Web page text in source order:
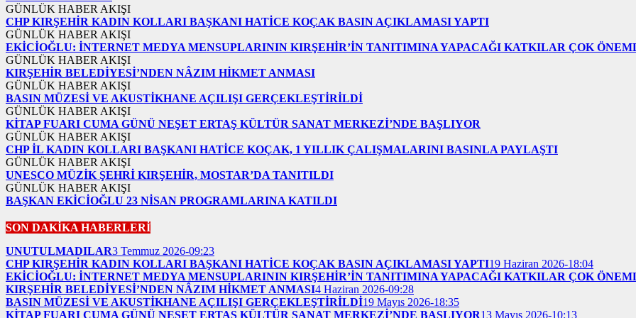
GÜNLÜK HABER AKIŞI
CHP KIRŞEHİR KADIN KOLLARI BAŞKANI HATİCE KOÇAK BASIN AÇIKLAMASI YAPTI
GÜNLÜK HABER AKIŞI
EKİCİOĞLU: İNTERNET MEDYA MENSUPLARININ KIRŞEHİR’İN TANITIMINA YAPACAĞI KATKILAR ÇOK
GÜNLÜK HABER AKIŞI
KIRŞEHİR BELEDİYESİ’NDEN NÂZIM HİKMET ANMASI
GÜNLÜK HABER AKIŞI
BASIN MÜZESİ VE AKUSTİKHANE AÇILIŞI GERÇEKLEŞTİRİLDİ
GÜNLÜK HABER AKIŞI
KİTAP FUARI CUMA GÜNÜ NEŞET ERTAŞ KÜLTÜR SANAT MERKEZİ’NDE BAŞLIYOR
GÜNLÜK HABER AKIŞI
CHP İL KADIN KOLLARI BAŞKANI HATİCE KOÇAK, 1 YILLIK ÇALIŞMALARINI BASINLA PAYLAŞTI
GÜNLÜK HABER AKIŞI
UNESCO MÜZİK ŞEHRİ KIRŞEHİR, MOSTAR’DA TANITILDI
GÜNLÜK HABER AKIŞI
BAŞKAN EKİCİOĞLU 23 NİSAN PROGRAMLARINA KATILDI
SON DAKİKA HABERLERİ
UNUTULMADILAR3 Temmuz 2026-09:23
CHP KIRŞEHİR KADIN KOLLARI BAŞKANI HATİCE KOÇAK BASIN AÇIKLAMASI YAPTI19 Haziran 2026-18:04
EKİCİOĞLU: İNTERNET MEDYA MENSUPLARININ KIRŞEHİR’İN TANITIMINA YAPACAĞI KATKILAR ÇOK
KIRŞEHİR BELEDİYESİ’NDEN NÂZIM HİKMET ANMASI4 Haziran 2026-09:28
BASIN MÜZESİ VE AKUSTİKHANE AÇILIŞI GERÇEKLEŞTİRİLDİ19 Mayıs 2026-18:35
KİTAP FUARI CUMA GÜNÜ NEŞET ERTAŞ KÜLTÜR SANAT MERKEZİ’NDE BAŞLIYOR13 Mayıs 2026-10:13